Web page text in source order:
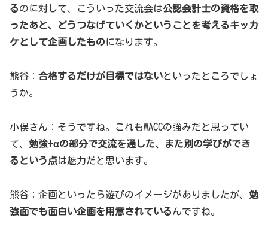
るのに対して、こういった交流会は公認会計士の資格を取
ったあと、どうつなげていくかということを考えるキッカ
ケとして企画したものになります。
熊谷： 合格するだけが目標ではないといったところでしょ
うか。
小俣さん：そうですね。これもWACCの強みだと思ってい
て、 勉強+αの部分で交流を通した、また別の学びができ
るという点は魅力だと思います。
熊谷：企画といったら遊びのイメージがありましたが、 勉
強面でも面白い企画を用意されているんですね。